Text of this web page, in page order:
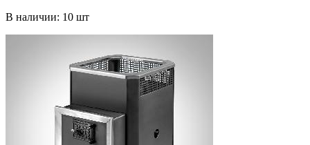
В наличии: 10 шт